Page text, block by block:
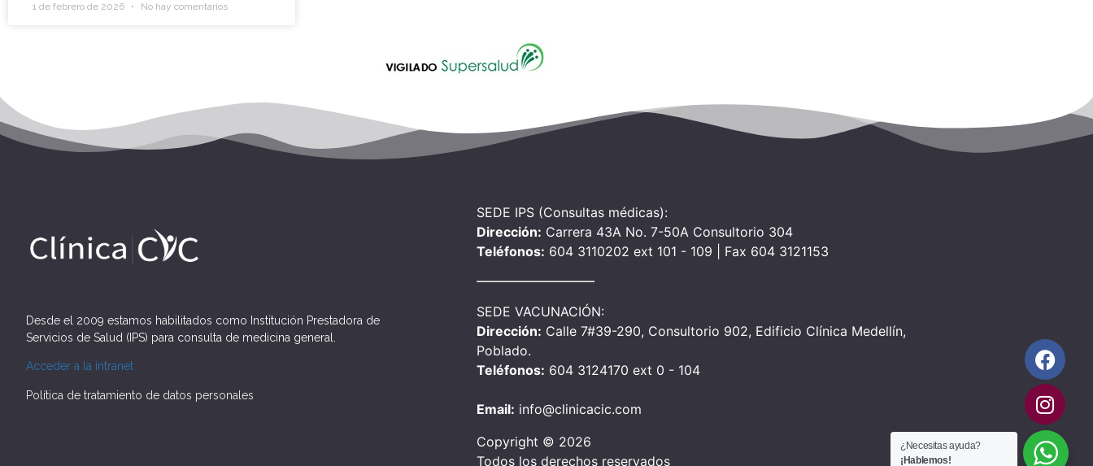
1 de febrero de 2026 No hay comentarios
Desde el 2009 estamos habilitados como Institución Prestadora de
Servicios de Salud (IPS) para consulta de medicina general.
Acceder a la intranet
Política de tratamiento de datos personales
SEDE IPS (Consultas médicas):
Dirección: Carrera 43A No. 7-50A Consultorio 304
Teléfonos: 604 3110202 ext 101 - 109 | Fax 604 3121153
SEDE VACUNACIÓN:
Dirección: Calle 7#39-290, Consultorio 902, Edificio Clínica Medellín,
Poblado.
Teléfonos: 604 3124170 ext 0 - 104
Email: info@clinicacic.com
Copyright © 2026
Todos los derechos reservados
¿Necesitas ayuda?
¡Hablemos!